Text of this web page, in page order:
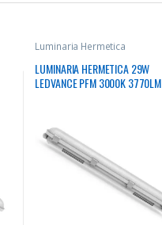
Luminaria Hermetica
LUMINARIA HERMETICA 29W
LEDVANCE PFM 3000K 3770LM